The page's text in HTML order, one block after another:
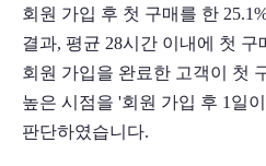
회원 가입 후 첫 구매를 한
결과, 평균 28시간 이내에 첫
회원 가입을 완료한 고객이 첫
높은 시점을 '회원 가입 후 1일
판단하였습니다.